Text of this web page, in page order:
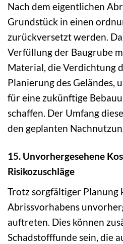
Nach dem eigentlichen
Grundstück in einen
zurückversetzt werden.
Verfüllung der Baugrube
Material, die Verdichtung
Planierung des Geländes,
für eine zukünftige
schaffen. Der Umfang
den geplanten
15. Unvorhergesehene
Risikozuschläge
Trotz sorgfältiger Planung
Abrissvorhabens
auftreten. Dies können
Schadstofffunde sein, die